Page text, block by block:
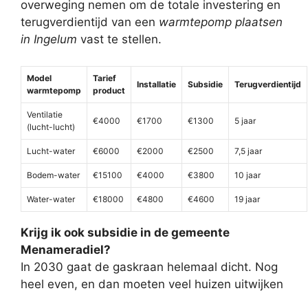
overweging nemen om de totale investering en
terugverdientijd van een warmtepomp plaatsen
in Ingelum vast te stellen.
Model
warmtepomp
Tarief
product
Installatie Subsidie Terugverdientijd
Ventilatie
(lucht-lucht)
€4000 €1700 €1300 5 jaar
Lucht-water €6000 €2000 €2500 7,5 jaar
Bodem-water €15100 €4000 €3800 10 jaar
Water-water €18000 €4800 €4600 19 jaar
Krijg ik ook subsidie in de gemeente
Menameradiel?
In 2030 gaat de gaskraan helemaal dicht. Nog
heel even, en dan moeten veel huizen uitwijken